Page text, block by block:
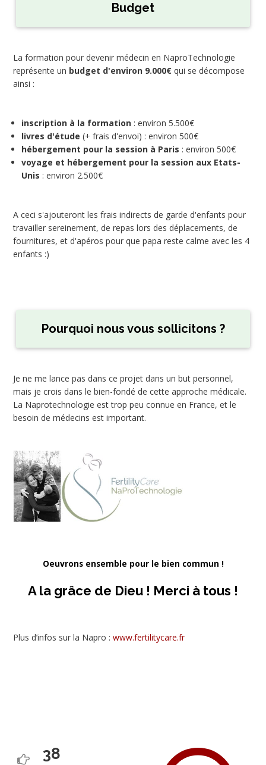
Budget
La formation pour devenir médecin en NaproTechnologie
représente un budget d'environ 9.000€ qui se décompose
ainsi :
inscription à la formation : environ 5.500€
livres d'étude (+ frais d'envoi) : environ 500€
hébergement pour la session à Paris : environ 500€
voyage et hébergement pour la session aux Etats-
Unis : environ 2.500€
A ceci s'ajouteront les frais indirects de garde d'enfants pour
travailler sereinement, de repas lors des déplacements, de
fournitures, et d'apéros pour que papa reste calme avec les 4
enfants :)
Pourquoi nous vous sollicitons ?
Je ne me lance pas dans ce projet dans un but personnel,
mais je crois dans le bien-fondé de cette approche médicale.
La Naprotechnologie est trop peu connue en France, et le
besoin de médecins est important.
Oeuvrons ensemble pour le bien commun !
A la grâce de Dieu ! Merci à tous !
Plus d’infos sur la Napro : www.fertilitycare.fr
38